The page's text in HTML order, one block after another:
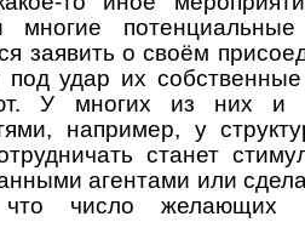
потенциальные
заявить о своём
под удар их
У многих из них и
например, у
станет
агентами или
что число желающих